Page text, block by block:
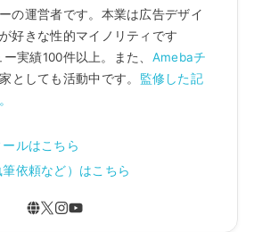
の運営者です。本業は広告デザイ
好きな性的マイノリティです
ー実績100件以上。また、 Amebaチ
としても活動中です。 監修した記
ルはこちら
依頼など）はこちら